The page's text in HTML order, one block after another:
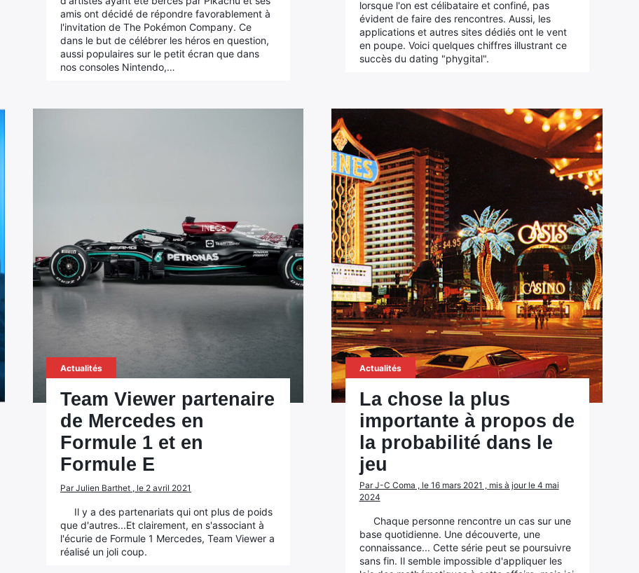
amis ont décidé de répondre favorablement à
l'invitation de The Pokémon Company. Ce
dans le but de célébrer les héros en question,
aussi populaires sur le petit écran que dans
nos consoles Nintendo,…
lorsque l'on est célibataire et confiné, pas
évident de faire des rencontres. Aussi, les
applications et autres sites dédiés ont le vent
en poupe. Voici quelques chiffres illustrant ce
succès du dating "phygital".
Actualités
Team Viewer partenaire
de Mercedes en
Formule 1 et en
Formule E
Par Julien Barthet , le 2 avril 2021
Il y a des partenariats qui ont plus de poids
que d'autres...Et clairement, en s'associant à
l'écurie de Formule 1 Mercedes, Team Viewer a
réalisé un joli coup.
Actualités
La chose la plus
importante à propos de
la probabilité dans le
jeu
Par J-C Coma , le 16 mars 2021 , mis à jour le 4 mai
2024
Chaque personne rencontre un cas sur une
base quotidienne. Une découverte, une
connaissance... Cette série peut se poursuivre
sans fin. Il semble impossible d'appliquer les